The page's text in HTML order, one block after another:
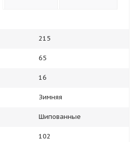
215
65
16
Зимняя
Шипованные
102